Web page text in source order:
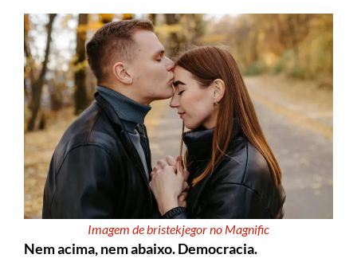
Imagem de bristekjegor no Magnific
Nem acima, nem abaixo. Democracia.